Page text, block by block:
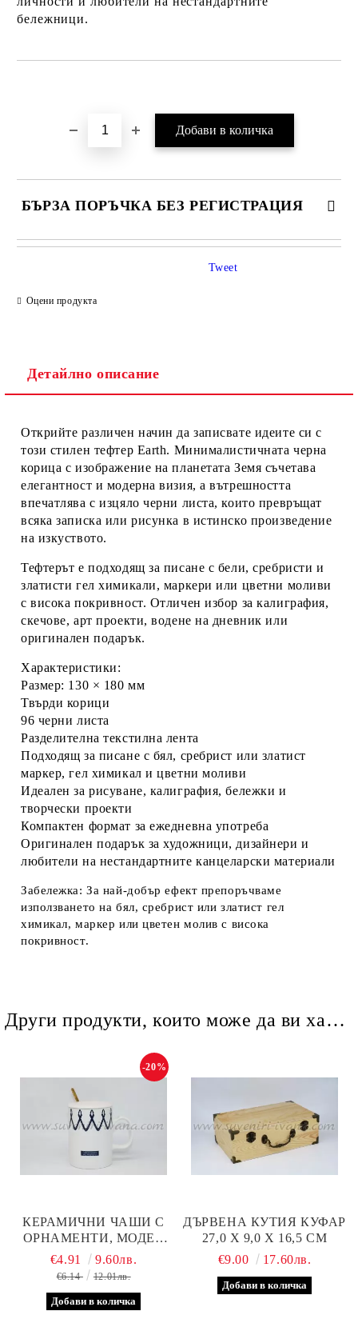
бележници.
БЪРЗА ПОРЪЧКА БЕЗ РЕГИСТРАЦИЯ
Оцени продукта
Tweet
Детайлно описание
Открийте различен начин да записвате идеите си с
този стилен тефтер Earth. Минималистичната черна
корица с изображение на планетата Земя съчетава
елегантност и модерна визия, а вътрешността
впечатлява сизцяло черни листа, които превръщат
всяка записка или рисунка в истинско произведение
на изкуството.
Тефтерът е подходящ за писане с бели, сребристи и
златисти гел химикали, маркери или цветни моливи
с висока покривност. Отличен избор за калиграфия,
скечове, арт проекти, водене на дневник или
оригинален подарък.
Характеристики:
Размер: 130 × 180 мм
Твърди корици
96 черни листа
Разделителна текстилна лента
Подходящ за писане с бял, сребрист или златист
маркер, гел химикал и цветни моливи
Идеален за рисуване, калиграфия, бележки и
творчески проекти
Компактен формат за ежедневна употреба
Оригинален подарък за художници, дизайнери и
любители на нестандартните канцеларски материали
Забележка: За най-добър ефект препоръчваме
използването на бял, сребрист или златист гел
химикал, маркер или цветен молив с висока
покривност.
Други продукти, които може да ви харесат
КЕРАМИЧНИ ЧАШИ С
ОРНАМЕНТИ, МОДЕЛ
ЧЕТИРИ
-20%
€4.91 9.60лв.
€6.14 12.01лв.
ДЪРВЕНА КУТИЯ КУФАР
27,0 Х 9,0 Х 16,5 СМ
€9.00
17.60лв.